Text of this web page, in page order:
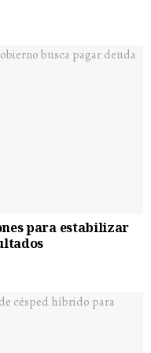
para estabilizar